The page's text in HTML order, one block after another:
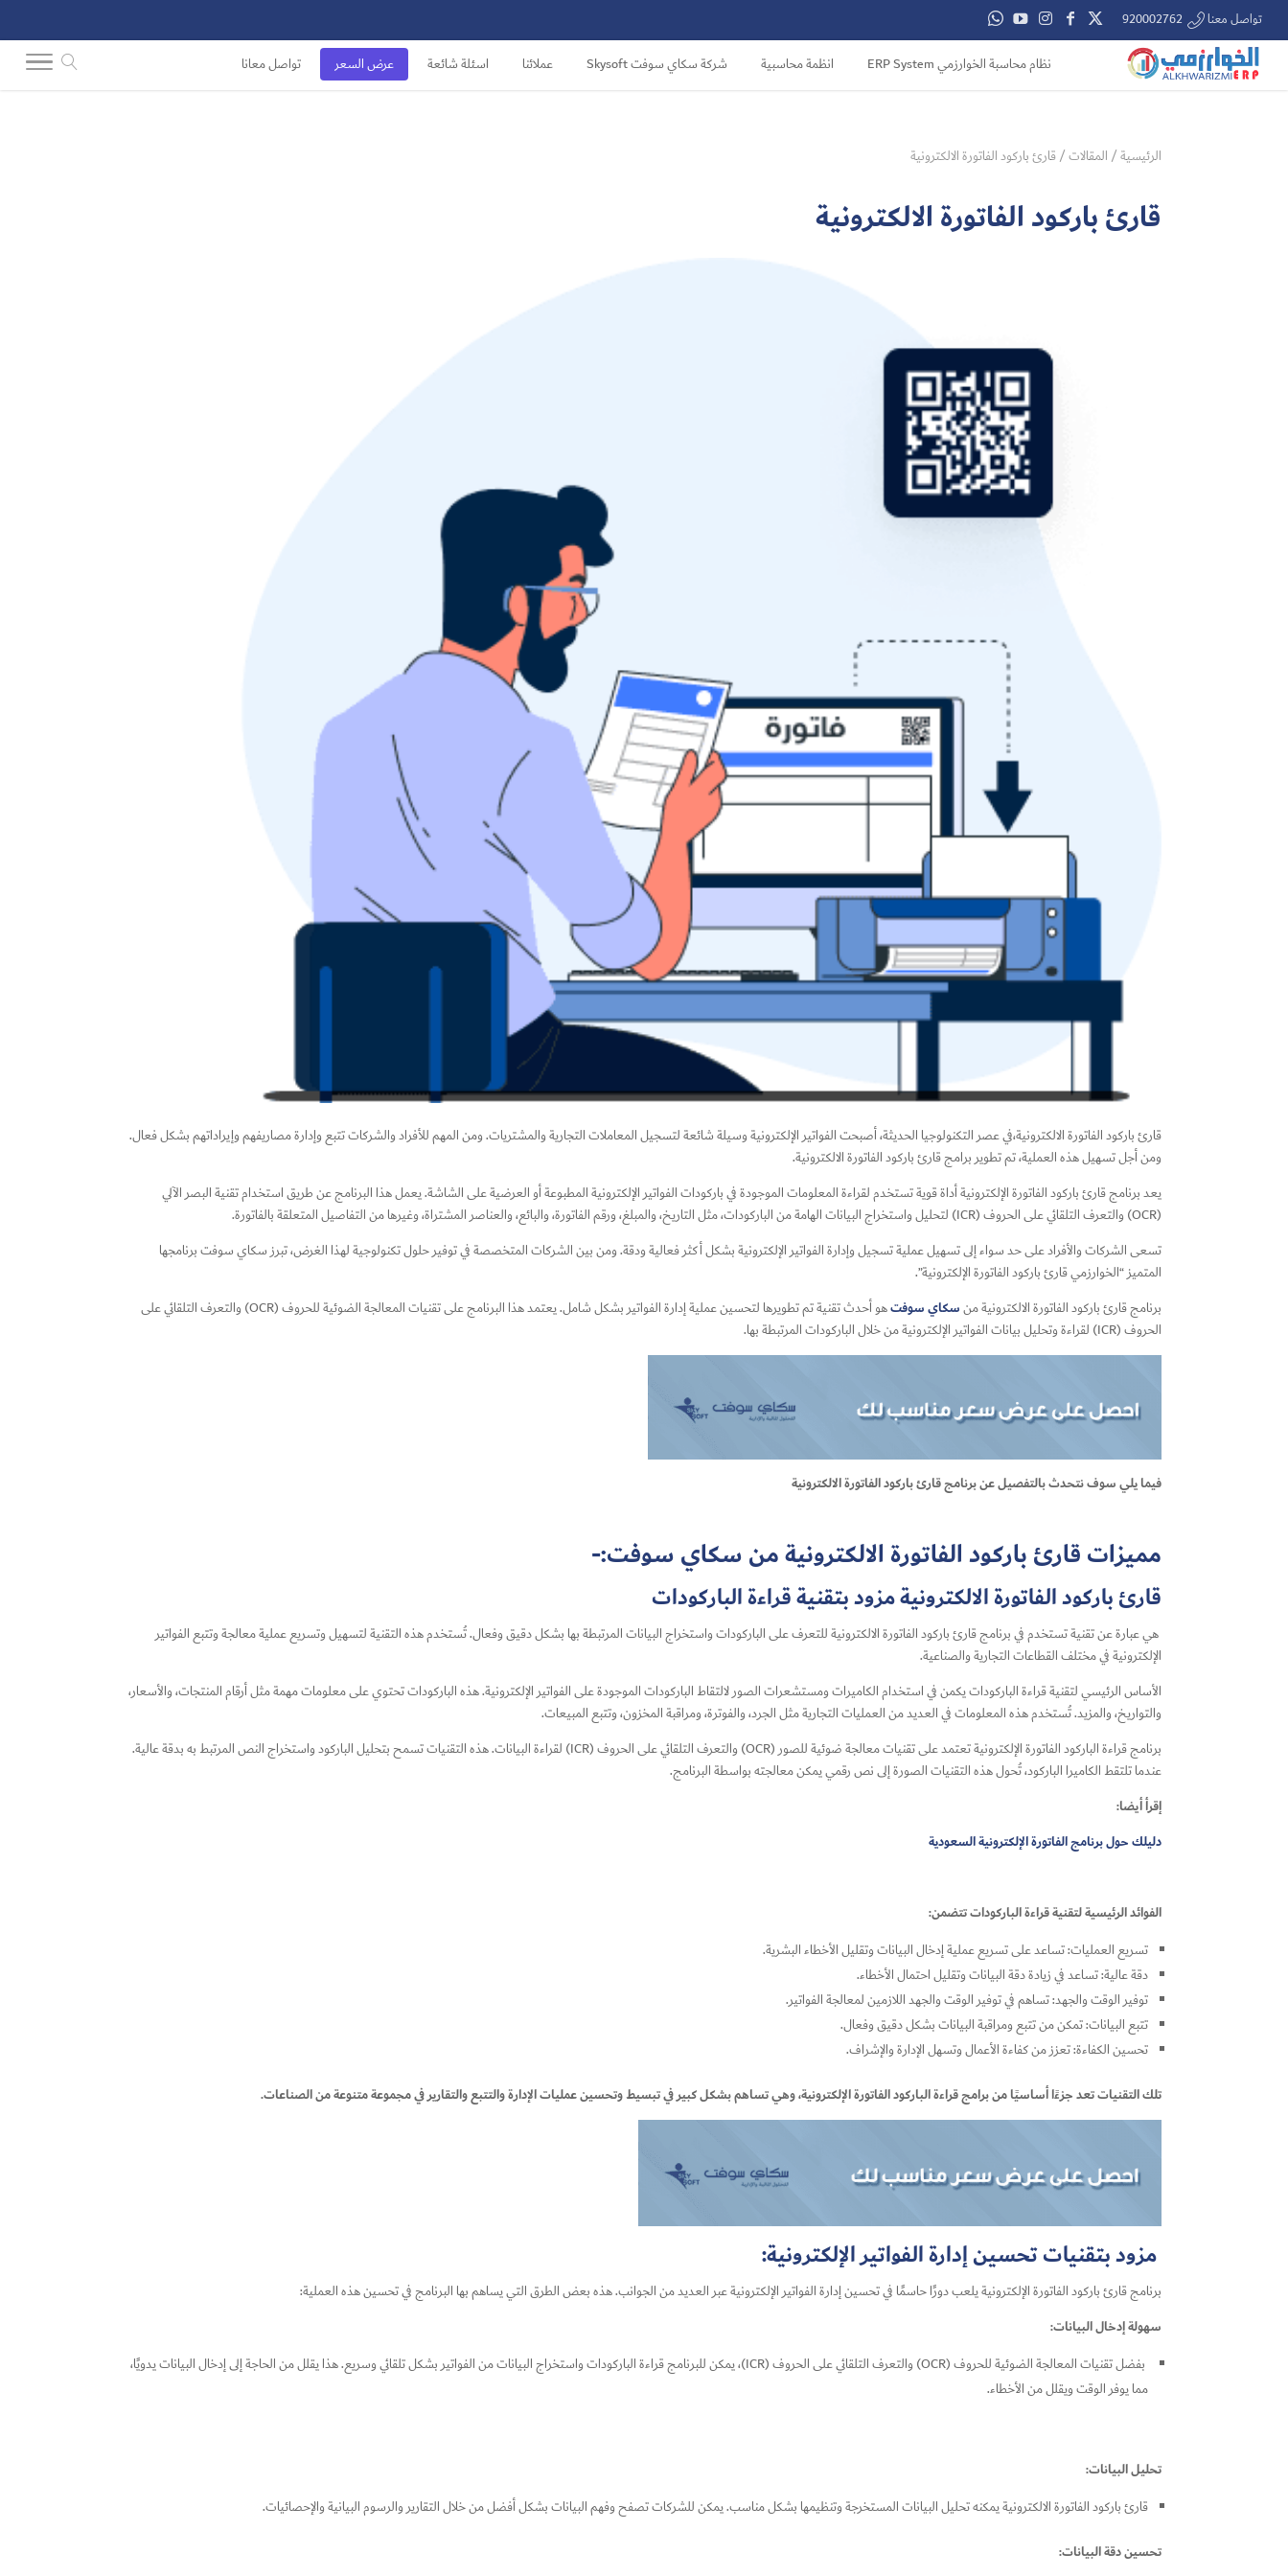
تواصل معنا 920002762
نظام محاسبة الخوارزمي ERP System انظمة محاسبية شركة سكاي سوفت Skysoft عملائنا اسئلة شائعة عرض السعر تواصل معانا
الرئيسية/ المقالات/قارئ باركود الفاتورة الالكترونية
قارئ باركود الفاتورة الالكترونية
قارئ باركود الفاتورة الالكترونية،في عصر التكنولوجيا الحديثة، أصبحت الفواتير الإلكترونية وسيلة شائعة لتسجيل المعاملات التجارية والمشتريات. ومن المهم للأفراد والشركات تتبع وإدارة مصاريفهم وإيراداتهم بشكل فعال.
ومن أجل تسهيل هذه العملية، تم تطوير برامج قارئ باركود الفاتورة الالكترونية.
يعد برنامج قارئ باركود الفاتورة الإلكترونية أداة قوية تستخدم لقراءة المعلومات الموجودة في باركودات الفواتير الإلكترونية المطبوعة أو العرضية على الشاشة. يعمل هذا البرنامج عن طريق استخدام تقنية البصر الآلي
(OCR) والتعرف التلقائي على الحروف (ICR) لتحليل واستخراج البيانات الهامة من الباركودات، مثل التاريخ، والمبلغ، ورقم الفاتورة، والبائع، والعناصر المشتراة، وغيرها من التفاصيل المتعلقة بالفاتورة.
تسعى الشركات والأفراد على حد سواء إلى تسهيل عملية تسجيل وإدارة الفواتير الإلكترونية بشكل أكثر فعالية ودقة. ومن بين الشركات المتخصصة في توفير حلول تكنولوجية لهذا الغرض، تبرز سكاي سوفت برنامجها
المتميز “الخوارزمي قارئ باركود الفاتورة الإلكترونية”.
برنامج قارئ باركود الفاتورة الالكترونية منسكاي سوفت
هو أحدث تقنية تم تطويرها لتحسين عملية إدارة الفواتير بشكل شامل. يعتمد هذا البرنامج على تقنيات المعالجة الضوئية للحروف (OCR) والتعرف التلقائي على
الحروف (ICR) لقراءة وتحليل بيانات الفواتير الإلكترونية من خلال الباركودات المرتبطة بها.
فيما يلي سوف نتحدث بالتفصيل عن برنامج قارئ باركود الفاتورة الالكترونية
مميزات قارئ باركود الفاتورة الالكترونية من سكاي سوفت:-
قارئ باركود الفاتورة الالكترونية مزود بتقنية قراءة الباركودات
هي عبارة عن تقنية تستخدم في برنامجقارئ باركود الفاتورة الالكترونيةللتعرف على الباركودات واستخراج البيانات المرتبطة بها بشكل دقيق وفعال. تُستخدم هذه التقنية لتسهيل وتسريع عملية معالجة وتتبع الفواتير
الإلكترونية في مختلف القطاعات التجارية والصناعية.
الأساس الرئيسي لتقنية قراءة الباركودات يكمن في استخدام الكاميرات ومستشعرات الصور لالتقاط الباركودات الموجودة على الفواتير الإلكترونية. هذه الباركودات تحتوي على معلومات مهمة مثل أرقام المنتجات، والأسعار،
والتواريخ، والمزيد. تُستخدم هذه المعلومات في العديد من العمليات التجارية مثل الجرد، والفوترة، ومراقبة المخزون، وتتبع المبيعات.
برنامج قراءة الباركود الفاتورة الإلكترونية تعتمد على تقنيات معالجة ضوئية للصور (OCR) والتعرف التلقائي على الحروف (ICR) لقراءة البيانات. هذه التقنيات تسمح بتحليل الباركود واستخراج النص المرتبط به بدقة عالية.
عندما تلتقط الكاميرا الباركود، تُحول هذه التقنيات الصورة إلى نص رقمي يمكن معالجته بواسطة البرنامج.
إقرأ أيضا:
دليلك حول برنامج الفاتورة الإلكترونية السعودية
الفوائد الرئيسية لتقنية قراءة الباركودات تتضمن:
تسريع العمليات: تساعد على تسريع عملية إدخال البيانات وتقليل الأخطاء البشرية.
دقة عالية: تساعد في زيادة دقة البيانات وتقليل احتمال الأخطاء.
توفير الوقت والجهد: تساهم في توفير الوقت والجهد اللازمين لمعالجة الفواتير.
تتبع البيانات: تمكن من تتبع ومراقبة البيانات بشكل دقيق وفعال.
تحسين الكفاءة: تعزز من كفاءة الأعمال وتسهل الإدارة والإشراف.
تلك التقنيات تعد جزءًا أساسيًا من برامج قراءة الباركود الفاتورة الإلكترونية، وهي تساهم بشكل كبير في تبسيط وتحسين عمليات الإدارة والتتبع والتقارير في مجموعة متنوعة من الصناعات.
مزود بتقنيات تحسين إدارة الفواتير الإلكترونية:
برنامج قارئ باركود الفاتورة الإلكترونية يلعب دورًا حاسمًا في تحسين إدارة الفواتير الإلكترونية عبر العديد من الجوانب. هذه بعض الطرق التي يساهم بها البرنامج في تحسين هذه العملية:
سهولة إدخال البيانات:
بفضل تقنيات المعالجة الضوئية للحروف (OCR) والتعرف التلقائي على الحروف (ICR)، يمكن للبرنامج قراءة الباركودات واستخراج البيانات من الفواتير بشكل تلقائي وسريع. هذا يقلل من الحاجة إلى إدخال البيانات يدويًا،
مما يوفر الوقت ويقلل من الأخطاء.
تحليل البيانات:
قارئ باركود الفاتورة الالكترونيةيمكنه تحليل البيانات المستخرجة وتنظيمها بشكل مناسب. يمكن للشركات تصفح وفهم البيانات بشكل أفضل من خلال التقارير والرسوم البيانية والإحصائيات.
تحسين دقة البيانات: